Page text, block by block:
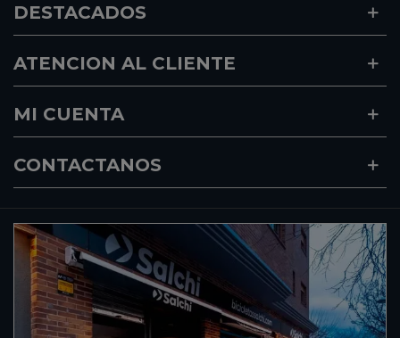
DESTACADOS
ATENCION AL CLIENTE
MI CUENTA
CONTACTANOS